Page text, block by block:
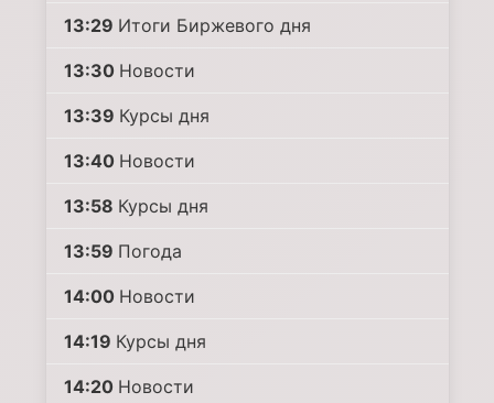
13:29 Итоги Биржевого дня
13:30 Новости
13:39 Курсы дня
13:40 Новости
13:58 Курсы дня
13:59 Погода
14:00 Новости
14:19 Курсы дня
14:20 Новости